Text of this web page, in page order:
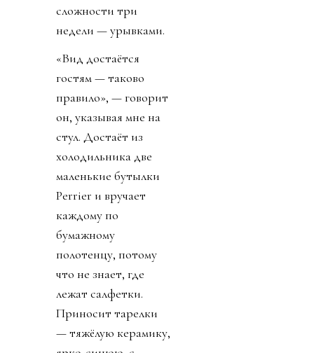
сложности три
недели — урывками.
«Вид достаётся
гостям — таково
правило», — говорит
он, указывая мне на
стул. Достаёт из
холодильника две
маленькие бутылки
Perrier и вручает
каждому по
бумажному
полотенцу, потому
что не знает, где
лежат салфетки.
Приносит тарелки
— тяжёлую керамику,